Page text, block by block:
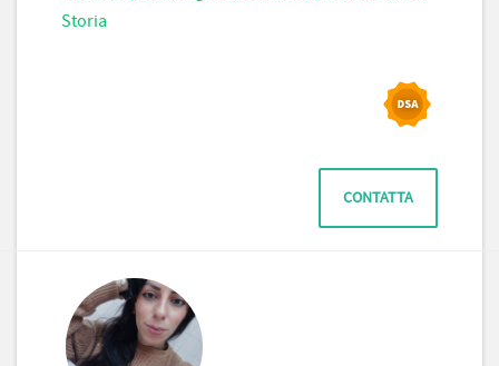
Storia
CONTATTA